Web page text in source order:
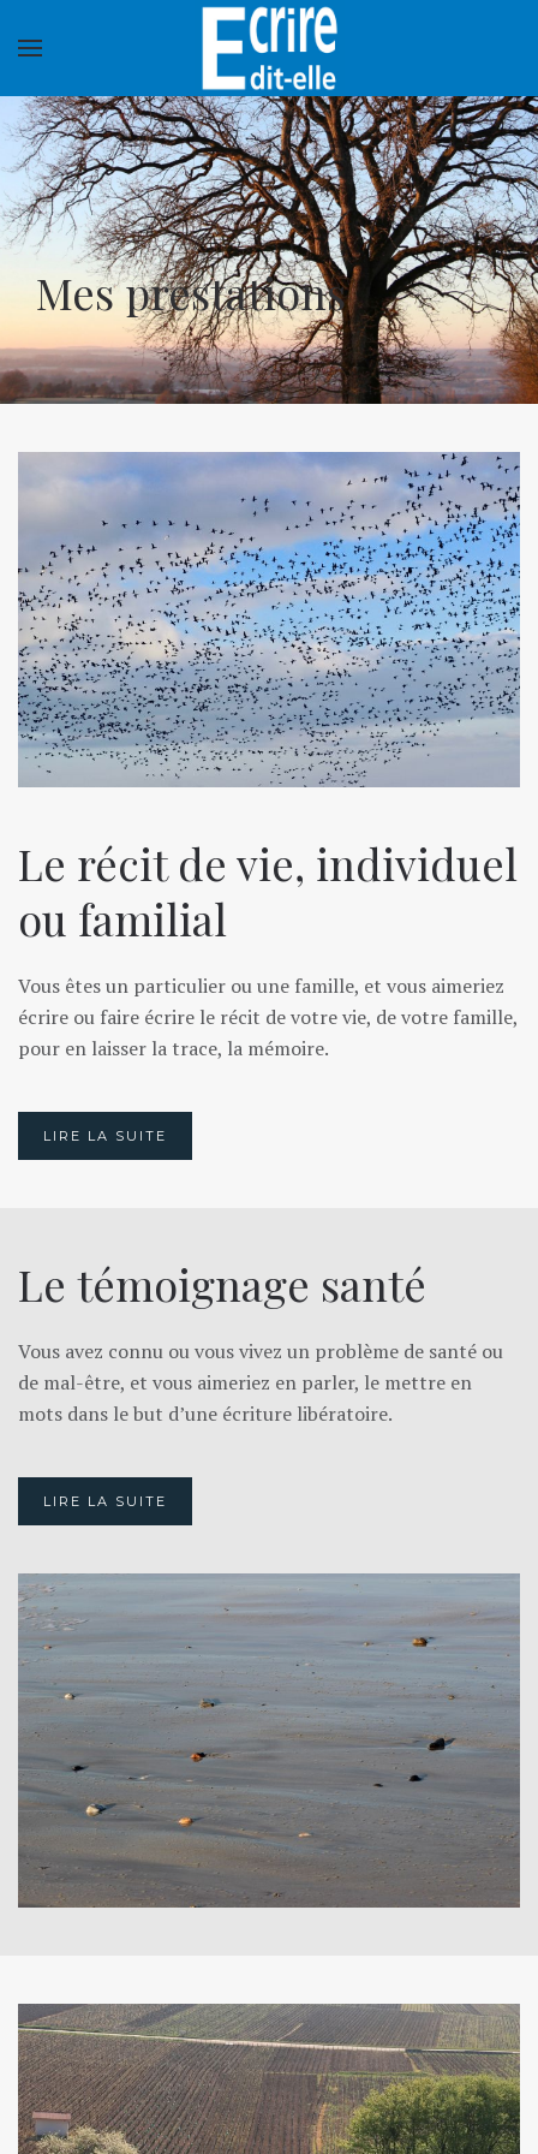
Mes prestations
Le récit de vie, individuel
ou familial
Vous êtes un particulier ou une famille, et vous aimeriez
écrire ou faire écrire le récit de votre vie, de votre famille,
pour en laisser la trace, la mémoire.
LIRE LA SUITE
Le témoignage santé
Vous avez connu ou vous vivez un problème de santé ou
de mal-être, et vous aimeriez en parler, le mettre en
mots dans le but d’une écriture libératoire.
LIRE LA SUITE